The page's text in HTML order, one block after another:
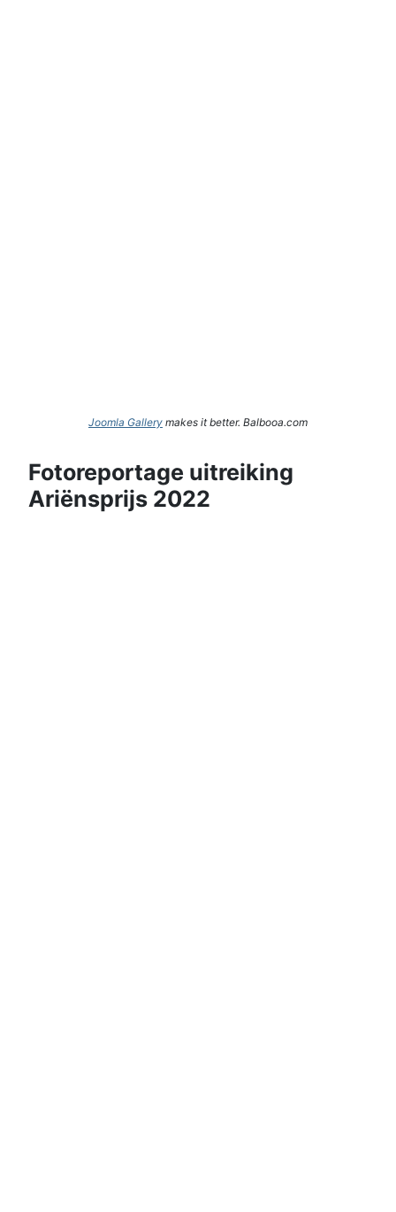
Joomla Gallery makes it better. Balbooa.com
Fotoreportage uitreiking
Ariënsprijs 2022